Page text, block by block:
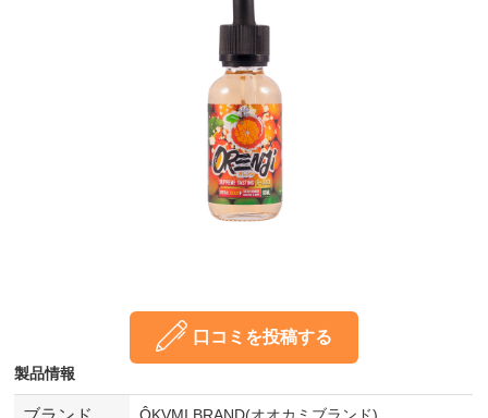
口コミを投稿する
製品情報
ÔKVMI BRAND(オオカミブランド)